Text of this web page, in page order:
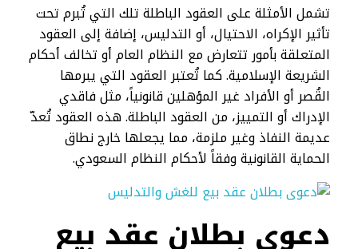
تشمل الأمثلة على العقود الباطلة تلك التي تُبرم تحت
تأثير الإكراه، الاحتيال، أو التدليس، إضافة إلى العقود
المتعلقة بأمور تتعارض مع النظام العام أو تخالف أحكام
الشريعة الإسلامية. كما تُعتبر العقود التي يبرمها
القُصر أو الأفراد غير المؤهلين قانونياً، مثل فاقدي
الإدراك أو التمييز، من العقود الباطلة. هذه العقود تُعدّ
عديمة النفاذ وغير ملزمة، مما يجعلها خارج نطاق
الحماية القانونية وفقاً لأحكام النظام السعودي.
دعوى بطلان عقد بيع